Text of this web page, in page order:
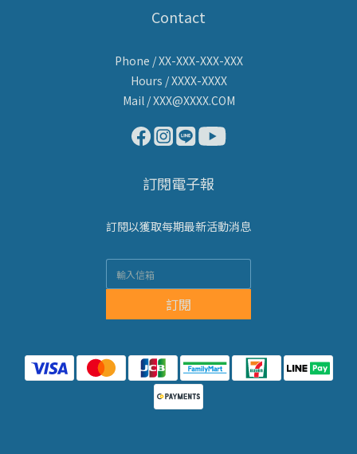
Contact
Phone / XX-XXX-XXX-XXX
Hours / XXXX-XXXX
Mail / XXX@XXXX.COM
訂閱電子報
訂閱以獲取每期最新活動消息
訂閱